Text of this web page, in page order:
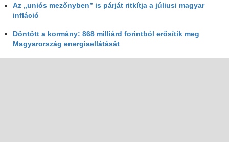
Az „uniós mezőnyben” is párját ritkítja a júliusi magyar
infláció
Döntött a kormány: 868 milliárd forintból erősítik meg
Magyarország energiaellátását